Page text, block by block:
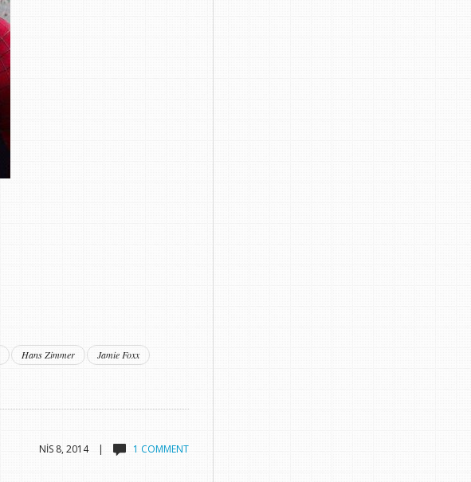
Hans Zimmer
Jamie Foxx
NIS 8, 2014 | 1 COMMENT